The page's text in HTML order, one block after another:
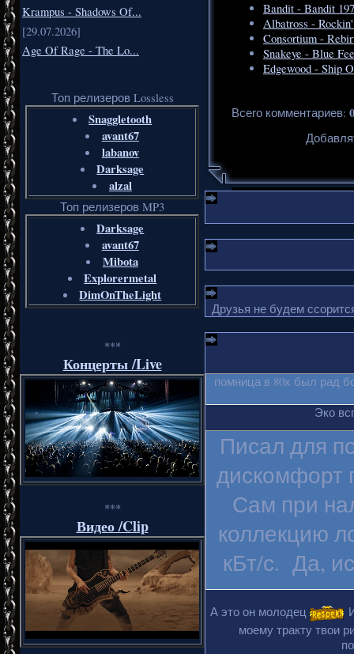
Krampus - Shadows Of...
[29.07.2026]
Age Of Rage - The Lo...
Топ релизеров Lossless
Snaggletooth
avant67
labanov
Darksage
alzal
Топ релизеров MP3
Darksage
avant67
Mibota
Explorermetal
DimOnTheLight
***
Концерты /Live
***
Видео /Clip
Bandit - Bandit
Albatross -
Consortium -
Snakeye - Blue
Edgewood - Ship
Всего комментариев: 0
Друзья не будем
помница в 80х был рад
Эко
Писал для
дискомфорт
Сам при
коллекцию
кБт/с. Да,
А это он молодец
моему тракту твои